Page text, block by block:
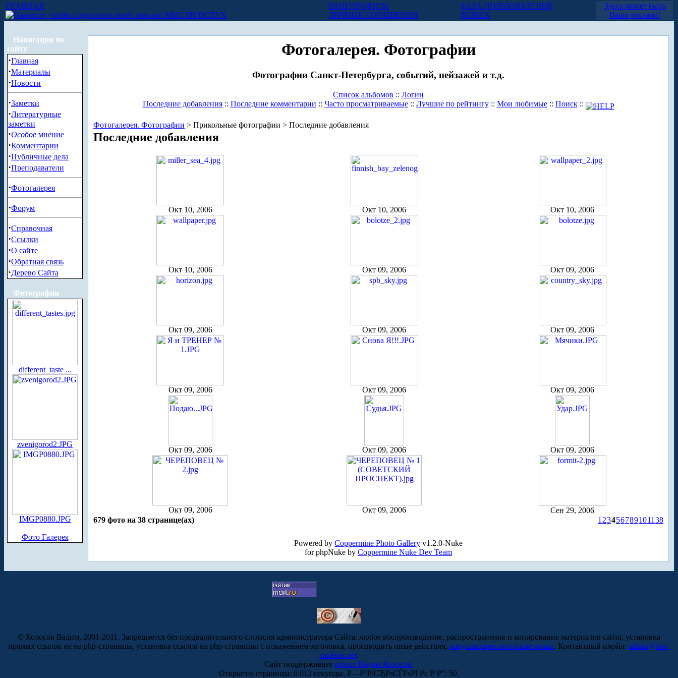
ГЛАВНАЯ
МЫСЛИ ВСЛУХ
ВАШ ПРОФИЛЬ
ЛИЧНЫЕ СООБЩЕНИЯ
БАЗА ПОЛЬЗОВАТЕЛЕЙ
ПОИСК
Здесь может быть
Ваша реклама!
Навигация по
сайту
·Главная
·Материалы
·Новости
·Заметки
·Литературные
заметки
·Особое мнение
·Комментарии
·Публичные дела
·Преподаватели
·Фотогалерея
·Форум
·Справочная
·Ссылки
·О сайте
·Обратная связь
·Дерево Сайта
Фотографии
different_taste ...
zvenigorod2.JPG
IMGP0880.JPG
Фото Галерея
Фотогалерея. Фотографии
Фотографии Санкт-Петербурга, событий, пейзажей и т.д.
Список альбомов :: Логин
Последние добавления:: Последние комментарии :: Часто просматриваемые:: Лучшие по рейтингу:: Мои любимые:: Поиск::
Фотогалерея. Фотографии > Прикольные фотографии > Последние добавления
Последние добавления
Окт 10, 2006 Окт 10, 2006 Окт 10, 2006
Окт 10, 2006 Окт 09, 2006 Окт 09, 2006
Окт 09, 2006 Окт 09, 2006 Окт 09, 2006
Окт 09, 2006 Окт 09, 2006 Окт 09, 2006
Окт 09, 2006 Окт 09, 2006 Окт 09, 2006
Окт 09, 2006 Окт 09, 2006
Сен 29, 2006
679 фото на 38 странице(ах)
1 234567891011 38
Powered by Coppermine Photo Gallery v1.2.0-Nuke
for phpNuke by Coppermine Nuke Dev Team
© Колосов Вадим, 2001-2011. Запрещается без предварительного согласия администратора Сайта: любое воспроизведение, распространение и копирование материалов сайта; установка
прямых ссылок не на php-страницы, установка ссылок на php-страницы с искажением заголовка, производить иные действия, нарушающие авторские права. Контактный имэйл: admin@law-
students.net.
Сайт поддерживает юрист Вадим Колосов.
Открытие страницы: 0.012 секунды. Р—Р°РїСЂРѕСЃРѕРІ Рє Р‘Р”: 50.